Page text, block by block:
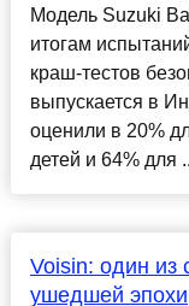
Модель Suzuki
итогам
краш-тестов
выпускается в
оценили в 20%
детей и 64% для
Voisin: один из
ушедшей эпохи